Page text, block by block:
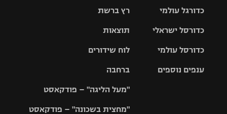
רץ ברשת
תוצאות
לוח שידורים
ברחבה
"מעל הליגה" – פודקאסט
"מחצית בשכונה" – פודקאסט
גביע הטוטו
כדורגל עולמי
האלופות
ליגה
כדורסל ישראלי
סל
כדורסל עולמי
ענפים נוספים